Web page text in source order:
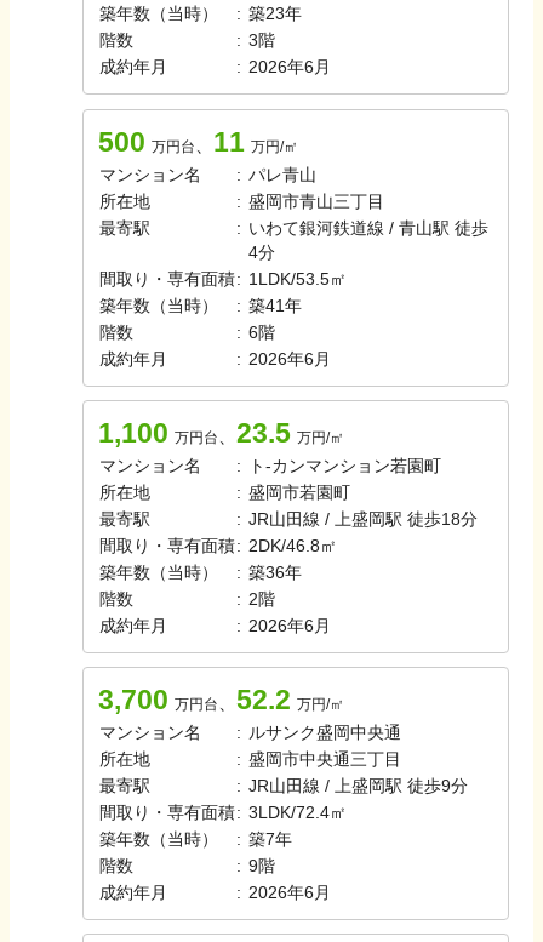
築年数（当時）
: 築23年
階数
: 3 階
成約年月
: 2026年6月
500 万円台 11 万円/㎡
マンション名 : パレ青山
所在地
: 盛岡市青山三丁目
最寄駅
: いわて銀河鉄道線 / 青山駅 徒歩
4分
間取り・専有面積: 1LDK/53.5㎡
築年数（当時）
: 築41 年
階数
: 6階
成約年月
: 2026年6月
1,100 万円台 23.5 万円/㎡
マンション名 :
ト-カンマンション若園町
所在地
: 盛岡市若園町
最寄駅
: JR山田線 / 上盛岡駅 徒歩18分
間取り・専有面積: 2DK/46.8㎡
築年数（当時）
: 築36年
階数
: 2 階
成約年月
: 2026年6月
3,700 万円台 52.2 万円/㎡
マンション名 : ルサンク盛岡中央通
所在地
: 盛岡市中央通三丁目
最寄駅
: JR山田線 / 上盛岡駅 徒歩9分
間取り・専有面積: 3LDK/72.4㎡
築年数（当時）
: 築7年
階数
: 9階
成約年月
: 2026年6月